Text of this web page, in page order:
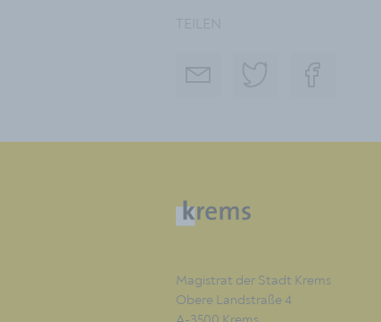
Magistrat der Stadt Krems
Obere Landstraße 4